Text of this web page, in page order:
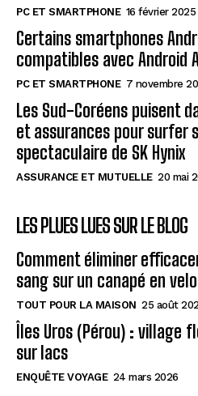
PC ET SMARTPHONE 16 février 2025
Certains smartphones
compatibles avec Android
PC ET SMARTPHONE 7 novembre
Les Sud-Coréens puisent
et assurances pour surfer
spectaculaire de SK Hynix
ASSURANCE ET MUTUELLE 20 mai
LES PLUES LUES SUR LE BLOG
Comment éliminer
sang sur un canapé en
TOUT POUR LA MAISON 25 août
Îles Uros (Pérou) :
sur lacs
ENQUÊTE VOYAGE 24 mars 2026